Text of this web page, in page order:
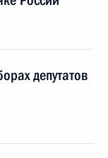
депутатов